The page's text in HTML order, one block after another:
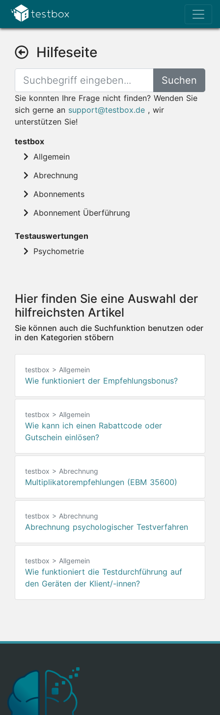
Hilfeseite
Suchen
Sie konnten Ihre Frage nicht finden? Wenden Sie
sich gerne an support@testbox.de , wir
unterstützen Sie!
testbox
Allgemein
Abrechnung
Abonnements
Abonnement Überführung
Testauswertungen
Psychometrie
Hier finden Sie eine Auswahl der
hilfreichsten Artikel
Sie können auch die Suchfunktion benutzen oder
in den Kategorien stöbern
testbox > Allgemein
Wie funktioniert der Empfehlungsbonus?
testbox > Allgemein
Wie kann ich einen Rabattcode oder
Gutschein einlösen?
testbox > Abrechnung
Multiplikatorempfehlungen (EBM 35600)
testbox > Abrechnung
Abrechnung psychologischer Testverfahren
testbox > Allgemein
Wie funktioniert die Testdurchführung auf
den Geräten der Klient/-innen?